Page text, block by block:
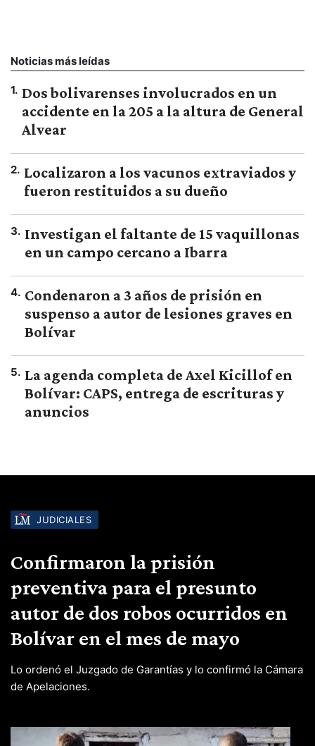
Noticias más leídas
1. Dos bolivarenses involucrados en un
accidente en la 205 a la altura de General
Alvear
2. Localizaron a los vacunos extraviados y
fueron restituidos a su dueño
3. Investigan el faltante de 15 vaquillonas
en un campo cercano a Ibarra
4. Condenaron a 3 años de prisión en
suspenso a autor de lesiones graves en
Bolívar
5. La agenda completa de Axel Kicillof en
Bolívar: CAPS, entrega de escrituras y
anuncios
JUDICIALES
Confirmaron la prisión
preventiva para el presunto
autor de dos robos ocurridos en
Bolívar en el mes de mayo
Lo ordenó el Juzgado de Garantías y lo confirmó la Cámara
de Apelaciones.